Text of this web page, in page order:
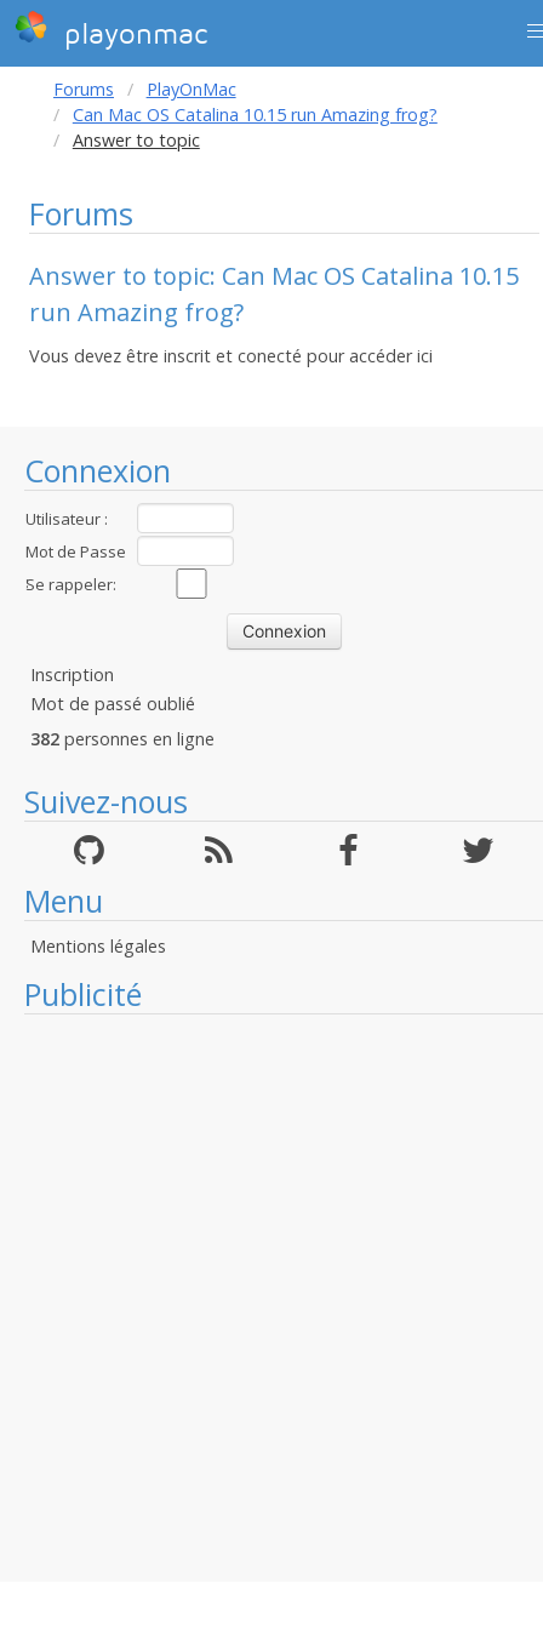
playonmac
Connexion
Utilisateur :
Mot de Passe
:Se rappeler:
Inscription
Mot de passé oublié
382 personnes en ligne
Suivez-nous
Menu
Mentions légales
Publicité
Forums
PlayOnMac
Can Mac OS Catalina 10.15 run Amazing frog?
Answer to topic
Forums
Answer to topic: Can Mac OS Catalina 10.15
run Amazing frog?
Vous devez être inscrit et conecté pour accéder ici